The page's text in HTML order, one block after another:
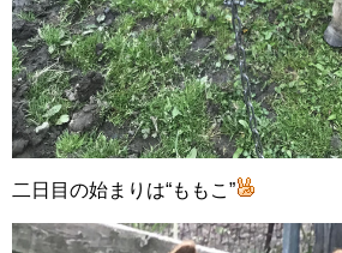
二日目の始まりは“ももこ”